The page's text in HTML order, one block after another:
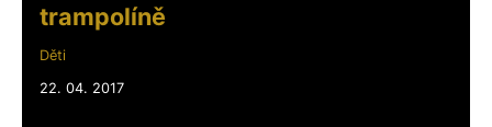
trampolíně
Děti
22. 04. 2017